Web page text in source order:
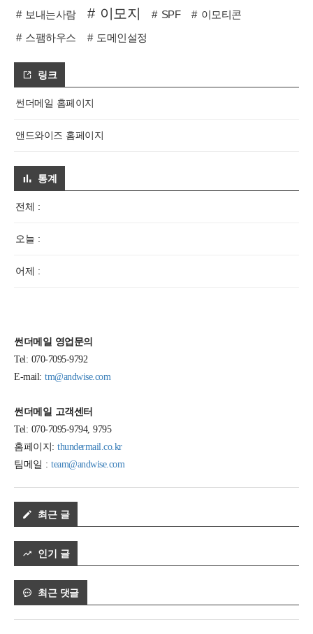
보내는사람 이모지 SPF
이모티콘
스팸하우스
도메인설정
링크
썬더메일 홈페이지
앤드와이즈 홈페이지
통계
전체 :
오늘 :
어제 :
썬더메일 영업문의
Tel: 070-7095-9792
E-mail: tm@andwise.com
썬더메일 고객센터
Tel: 070-7095-9794, 9795
홈페이지: thundermail.co.kr
팀메일 : team@andwise.com
최근 글
인기 글
최근 댓글